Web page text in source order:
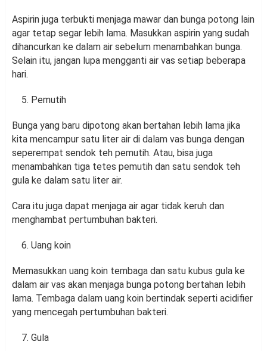
Aspirin juga terbukti menjaga mawar dan bunga potong lain
agar tetap segar lebih lama. Masukkan aspirin yang sudah
dihancurkan ke dalam air sebelum menambahkan bunga.
Selain itu, jangan lupa mengganti air vas setiap beberapa
hari.
Pemutih
Bunga yang baru dipotong akan bertahan lebih lama jika
kita mencampur satu liter air di dalam vas bunga dengan
seperempat sendok teh pemutih. Atau, bisa juga
menambahkan tiga tetes pemutih dan satu sendok teh
gula ke dalam satu liter air.
Cara itu juga dapat menjaga air agar tidak keruh dan
menghambat pertumbuhan bakteri.
Uang koin
Memasukkan uang koin tembaga dan satu kubus gula ke
dalam air vas akan menjaga bunga potong bertahan lebih
lama. Tembaga dalam uang koin bertindak seperti acidifier
yang mencegah pertumbuhan bakteri.
Gula